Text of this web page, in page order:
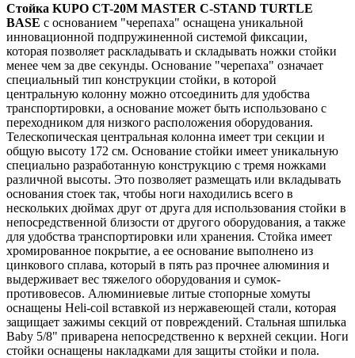
Стойка KUPO CT-20M MASTER C-STAND TURTLE
BASE с основанием "черепаха" оснащена уникальной
инновационной подпружиненной системой фиксации,
которая позволяет раскладывать и складывать ножки стойки
менее чем за две секунды. Основание "черепаха" означает
специальный тип конструкции стойки, в которой
центральную колонну можно отсоединить для удобства
транспортировки, а основание может быть использовано с
переходником для низкого расположения оборудования.
Телескопическая центральная колонна имеет три секции и
общую высоту 172 см. Основание стойки имеет уникальную
специально разработанную конструкцию с тремя ножками
различной высоты. Это позволяет размещать или вкладывать
основания стоек так, чтобы ноги находились всего в
нескольких дюймах друг от друга для использования стойки в
непосредственной близости от другого оборудования, а также
для удобства транспортировки или хранения. Стойка имеет
хромированное покрытие, а ее основание выполнено из
цинкового сплава, который в пять раз прочнее алюминия и
выдерживает вес тяжелого оборудования и сумок-
противовесов. Алюминиевые литые стопорные хомуты
оснащены Heli-coil вставкой из нержавеющей стали, которая
защищает зажимы секций от повреждений. Стальная шпилька
Baby 5/8" приварена непосредственно к верхней секции. Ноги
стойки оснащены накладками для защиты стойки и пола.